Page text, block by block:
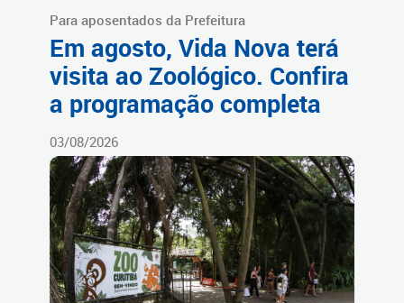
Para aposentados da Prefeitura
Em agosto, Vida Nova terá
visita ao Zoológico. Confira
a programação completa
03/08/2026